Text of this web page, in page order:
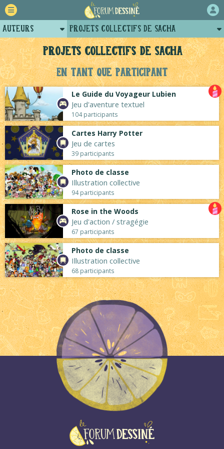
Projets collectifs de Sacha
En tant que participant
Le Guide du Voyageur Lubien
Jeu d'aventure textuel
104 participants
Cartes Harry Potter
Jeu de cartes
39 participants
Photo de classe
Illustration collective
94 participants
Rose in the Woods
Jeu d'action / stragégie
67 participants
Photo de classe
Illustration collective
68 participants
Auteurs
Retour
Forum
Projets
Tutoriels
Projets collectifs de Sacha
Profil de sacha
Posts de sacha
Arènes de sacha